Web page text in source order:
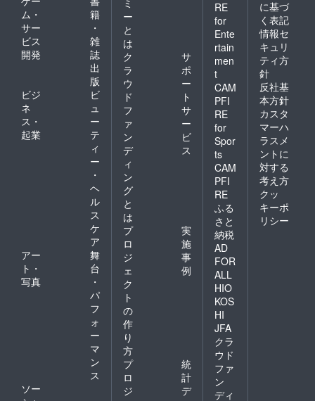
ム・
サー
ビス
開発
籍
・
雑
誌
出
版
ビジ
ネ
ス・
起業
ビ
ュ
ー
テ
ィ
ー
・
ヘ
ル
ス
ケ
ア
アー
ト・
写真
舞
台
・
パ
フ
ォ
ー
マ
ン
ス
ソー
ミ
ー
と
は
ク
ラ
ウ
ド
フ
ァ
ン
デ
ィ
ン
グ
と
は
サ
ポ
ー
ト
サ
ー
ビ
ス
プ
ロ
ジ
ェ
ク
ト
の
作
り
方
実
施
事
例
プ
ロ
ジ
統
計
デ
RE
for
Ente
rtain
men
t
CAM
PFI
RE
for
Spor
ts
CAM
PFI
RE
ふる
さと
納税
AD
FOR
ALL
HIO
KOS
HI
JFA
クラ
ウド
ファ
ン
ディ
に基づ
く表記
情報セ
キュリ
ティ方
針
反社基
本方針
カスタ
マーハ
ラスメ
ントに
対する
考え方
クッ
キーポ
リシー